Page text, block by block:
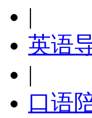
|
英语
|
口语